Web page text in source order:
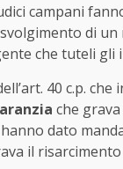
campani
di
che tuteli gli
40 c.p.
che
dato
il